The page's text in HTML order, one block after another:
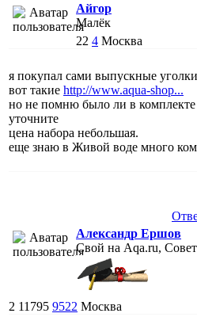
Айгор
Малёк
22 4 Москва
я покупал сами выпускные
вот такие http://www.aqua-shop...
но не помню было ли в
уточните
цена набора небольшая.
еще знаю в Живой воде много
Александр Ершов
Свой на Aqa.ru,
2 11795 9522 Москва